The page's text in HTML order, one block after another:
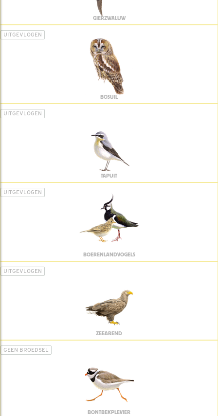
GIERZWALUW
UITGEVLOGEN
BOSUIL
UITGEVLOGEN
TAPUIT
UITGEVLOGEN
BOERENLANDVOGELS
UITGEVLOGEN
ZEEAREND
GEEN BROEDSEL
BONTBEKPLEVIER